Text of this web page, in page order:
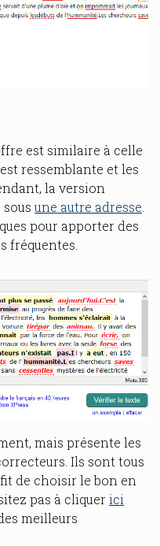
est similaire à celle
ressemblante et les
la version
une autre adresse
pour apporter des
fréquentes.
mais présente les
Ils sont tous
de choisir le bon en
pas à cliquerici
meilleurs